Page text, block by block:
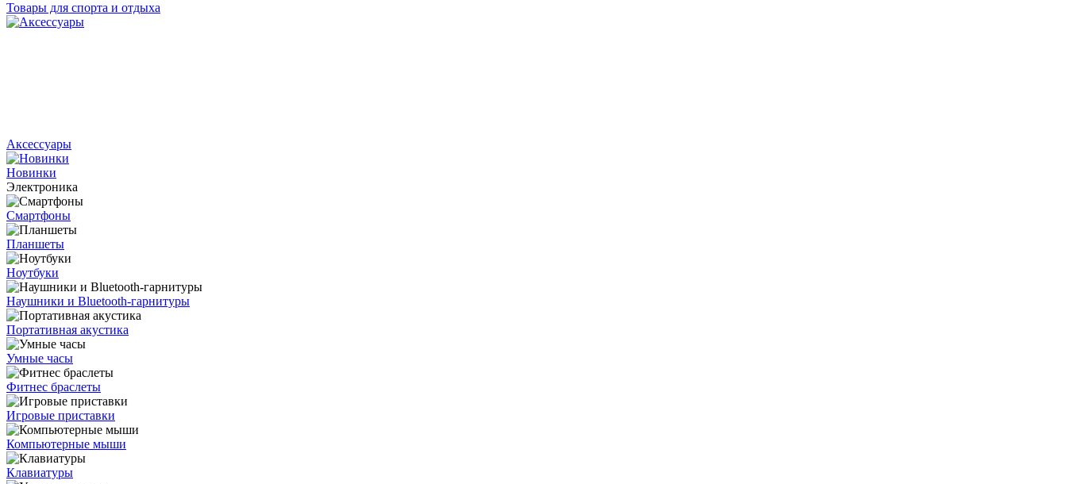
Товары для спорта и отдыха
Аксессуары
Новинки
Электроника
Смартфоны
Планшеты
Ноутбуки
Наушники и Bluetooth-гарнитуры
Портативная акустика
Умные часы
Фитнес браслеты
Игровые приставки
Компьютерные мыши
Клавиатуры